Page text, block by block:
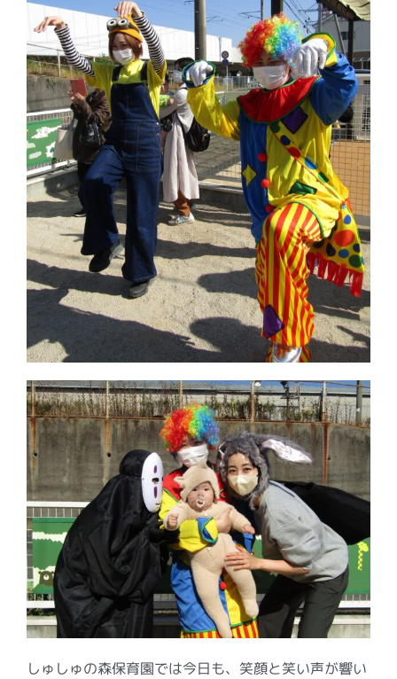
しゅしゅの森保育園では今日も、笑顔と笑い声が響い